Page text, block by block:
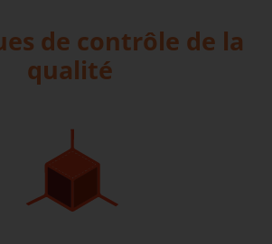
de contrôle de la
qualité